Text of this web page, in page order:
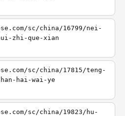
sc/china/16799/nei-
zhi-que-xian
sc/china/17815/teng-
hai-wai-ye
sc/china/19823/hu-